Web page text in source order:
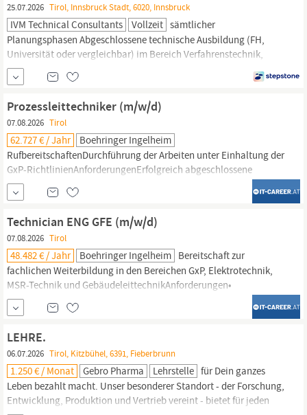
25.07.2026 Tirol, Innsbruck Stadt, 6020, Innsbruck
IVM Technical Consultants Vollzeit sämtlicher
Planungsphasen Abgeschlossene technische Ausbildung (FH,
Universität oder vergleichbar) im Bereich Verfahrenstechnik,
Maschinenbau oder einer ähnlichen Fachrichtung Erste
Berufserfahrung im chemischen oder
Anlagenbau von Vorteil Gute Kenntnisse der gängigen MS-Office-
Anwendungen Analytische Denkweise sowie eine strukturierte...
Prozessleittechniker (m/w/d)
07.08.2026 Tirol
62.727 € / Jahr
Boehringer Ingelheim
RufbereitschaftenDurchführung der Arbeiten unter Einhaltung der
GxP-RichtlinienAnforderungenErfolgreich abgeschlossene
Ausbildung (Fachschule, HTL, FH oder Universität) im Bereich
Automatisierungstechnik, Elektronik o.ä.Einschlägige
Berufserfahrung im Bereich der Prozessleitsysteme und Steuerung
sowie Erfahrung im Bereich der Automatisierung,
Netzwerktechnik sowie Mess- und RegeltechnikErfahrung in der
pharmazeutischen
Technician ENG GFE (m/w/d)
07.08.2026 Tirol
48.482 € / Jahr Boehringer Ingelheim Bereitschaft zur
fachlichen Weiterbildung in den Bereichen GxP, Elektrotechnik,
MSR-Technik und GebäudeleittechnikAnforderungen•
Abgeschlossene technische Ausbildung (Lehre, Werkmeister,
HTL)• Fundierte Kenntnisse im Bereich Lüftungstechnik,
Vorteil)• Erfahrung in der technischen...
LEHRE.
06.07.2026 Tirol, Kitzbühel, 6391, Fieberbrunn
1.250 € / Monat Gebro Pharma Lehrstelle für Dein ganzes
Leben bezahlt macht. Unser besonderer Standort - der Forschung,
Entwicklung, Produktion und Vertrieb vereint - bietet für jeden